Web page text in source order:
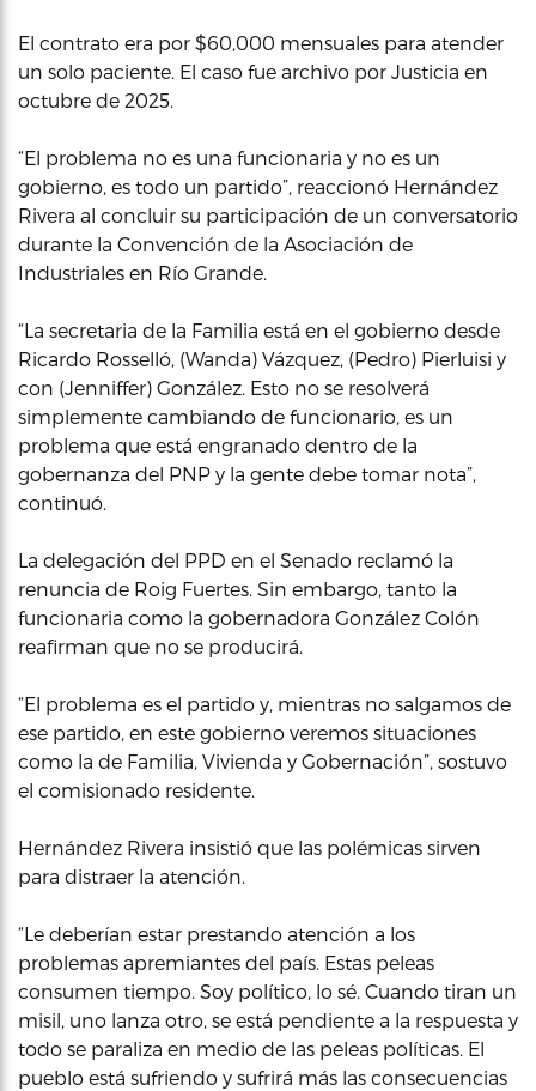
El contrato era por $60,000 mensuales para atender
un solo paciente. El caso fue archivo por Justicia en
octubre de 2025.
“El problema no es una funcionaria y no es un
gobierno, es todo un partido”, reaccionó Hernández
Rivera al concluir su participación de un conversatorio
durante la Convención de la Asociación de
Industriales en Río Grande.
“La secretaria de la Familia está en el gobierno desde
Ricardo Rosselló, (Wanda) Vázquez, (Pedro) Pierluisi y
con (Jenniffer) González. Esto no se resolverá
simplemente cambiando de funcionario, es un
problema que está engranado dentro de la
gobernanza del PNP y la gente debe tomar nota”,
continuó.
La delegación del PPD en el Senado reclamó la
renuncia de Roig Fuertes. Sin embargo, tanto la
funcionaria como la gobernadora González Colón
reafirman que no se producirá.
“El problema es el partido y, mientras no salgamos de
ese partido, en este gobierno veremos situaciones
como la de Familia, Vivienda y Gobernación”, sostuvo
el comisionado residente.
Hernández Rivera insistió que las polémicas sirven
para distraer la atención.
“Le deberían estar prestando atención a los
problemas apremiantes del país. Estas peleas
consumen tiempo. Soy político, lo sé. Cuando tiran un
misil, uno lanza otro, se está pendiente a la respuesta y
todo se paraliza en medio de las peleas políticas. El
pueblo está sufriendo y sufrirá más las consecuencias